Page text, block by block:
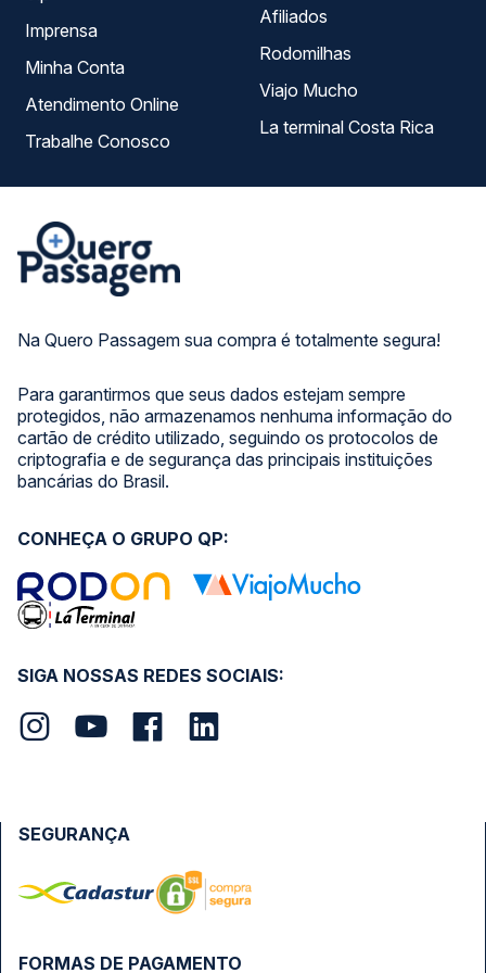
Na Quero Passagem sua compra é totalmente segura!
Para garantirmos que seus dados estejam sempre
protegidos, não armazenamos nenhuma informação do
cartão de crédito utilizado, seguindo os protocolos de
criptografia e de segurança das principais instituições
bancárias do Brasil.
Imprensa
Minha Conta
Atendimento Online
Trabalhe Conosco
Afiliados
Rodomilhas
Viajo Mucho
La terminal Costa Rica
SIGA NOSSAS REDES SOCIAIS:
CONHEÇA O GRUPO QP:
FORMAS DE PAGAMENTO
SEGURANÇA